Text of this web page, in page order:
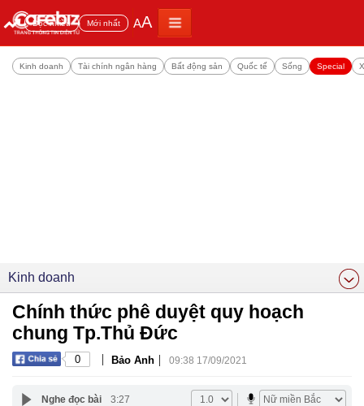
Đọc nhiều Mới nhất AA
Kinh doanh Tài chính ngân hàng Bất động sản Quốc tế Sống Special
Kinh doanh
Chính thức phê duyệt quy hoạch
chung Tp.Thủ Đức
0 | Bảo Anh | 09:38 17/09/2021
Nghe đọc bài 3:27